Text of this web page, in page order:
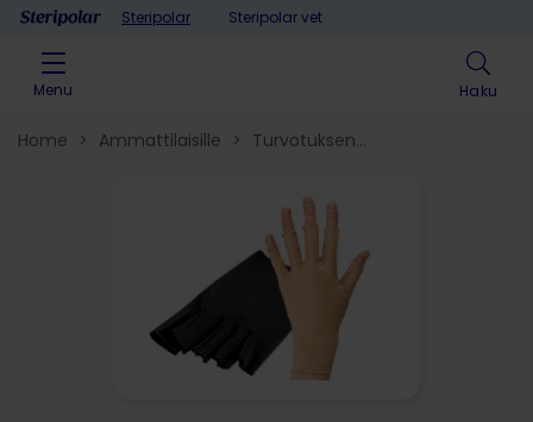
Skip to contentSteripolar Steripolar vet
Menu Haku
Home > Ammattilaisille > Turvotuksen